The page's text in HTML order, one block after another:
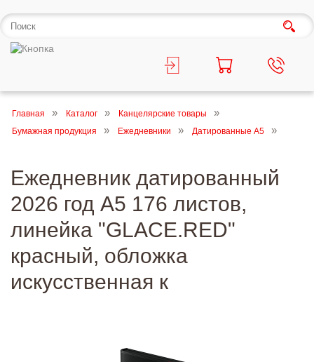
Главная Каталог
Канцелярские товары
Бумажная продукция
Ежедневники Датированные А5
Ежедневник датированный
2026 год А5 176 листов,
линейка "GLACE.RED"
красный, обложка
искусственная к